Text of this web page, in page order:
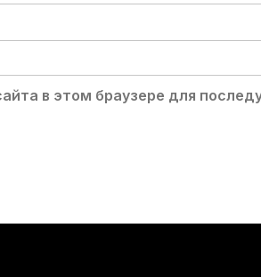
в этом браузере для